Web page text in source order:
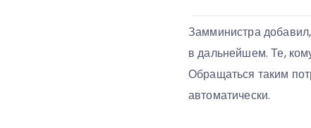
Замминистра
в дальнейшем. Те,
Обращаться таким
автоматически.